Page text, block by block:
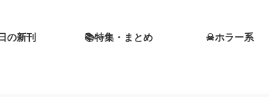
の新刊 📚特集・まとめ ☠ホラー系